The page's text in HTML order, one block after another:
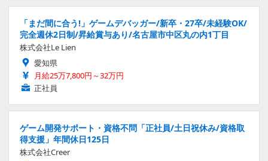
「まだ間に合う!」ゲームデバッガー/新卒・27卒/未経験OK/
完全週休2日制/昇給賞与あり/名古屋市中区丸の内1丁目
株式会社Le Lien
愛知県
月給25万7,800円～32万円
正社員
ゲーム開発サポート・資格不問「正社員/土日祝休み/資格取
得支援」年間休日125日
株式会社Creer